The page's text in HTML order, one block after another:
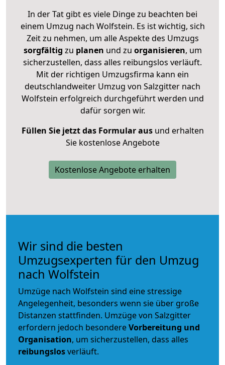
In der Tat gibt es viele Dinge zu beachten bei
einem Umzug nach Wolfstein. Es ist wichtig, sich
Zeit zu nehmen, um alle Aspekte des Umzugs
sorgfältig zu planen und zu organisieren, um
sicherzustellen, dass alles reibungslos verläuft.
Mit der richtigen Umzugsfirma kann ein
deutschlandweiter Umzug von Salzgitter nach
Wolfstein erfolgreich durchgeführt werden und
dafür sorgen wir.
Füllen Sie jetzt das Formular ausund erhalten
Sie kostenlose Angebote
Kostenlose Angebote erhalten
Wir sind die besten
Umzugsexperten für den Umzug
nach Wolfstein
Umzüge nach Wolfstein sind eine stressige
Angelegenheit, besonders wenn sie über große
Distanzen stattfinden. Umzüge von Salzgitter
erfordern jedoch besondereVorbereitung und
Organisation, um sicherzustellen, dass alles
reibungslosverläuft.